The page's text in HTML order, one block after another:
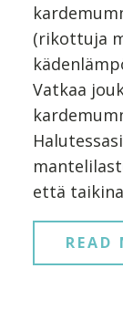
(rikottuja
Vatkaa
että
READ